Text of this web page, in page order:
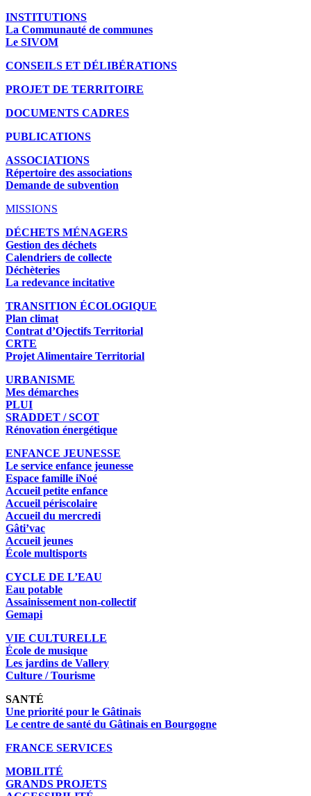
INSTITUTIONS
La Communauté de communes
Le SIVOM
CONSEILS ET DÉLIBÉRATIONS
PROJET DE TERRITOIRE
DOCUMENTS CADRES
PUBLICATIONS
ASSOCIATIONS
Répertoire des associations
Demande de subvention
MISSIONS
DÉCHETS MÉNAGERS
Gestion des déchets
Calendriers de collecte
Déchèteries
La redevance incitative
TRANSITION ÉCOLOGIQUE
Plan climat
Contrat d’Ojectifs Territorial
CRTE
Projet Alimentaire Territorial
URBANISME
Mes démarches
PLUI
SRADDET / SCOT
Rénovation énergétique
ENFANCE JEUNESSE
Le service enfance jeunesse
Espace famille iNoé
Accueil petite enfance
Accueil périscolaire
Accueil du mercredi
Gâti’vac
Accueil jeunes
École multisports
CYCLE DE L’EAU
Eau potable
Assainissement non-collectif
Gemapi
VIE CULTURELLE
École de musique
Les jardins de Vallery
Culture / Tourisme
SANTÉ
Une priorité pour le Gâtinais
Le centre de santé du Gâtinais en Bourgogne
FRANCE SERVICES
MOBILITÉ
GRANDS PROJETS